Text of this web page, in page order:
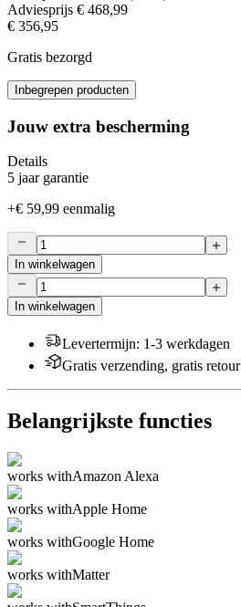
Adviesprijs € 468,99
€ 356,95
Gratis bezorgd
Inbegrepen producten
Jouw extra bescherming
Details
5 jaar garantie
+€ 59,99 eenmalig
In winkelwagen
In winkelwagen
Levertermijn: 1-3 werkdagen
Gratis verzending, gratis retour
Belangrijkste functies
works withAmazon Alexa
works withApple Home
works withGoogle Home
works withMatter